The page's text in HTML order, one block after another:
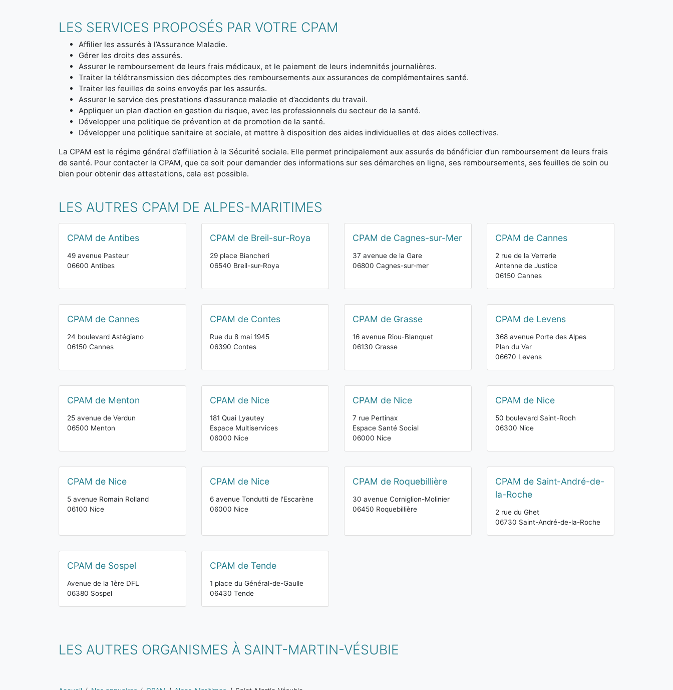
LES SERVICES PROPOSÉS PAR VOTRE CPAM
Affilier les assurés à l’Assurance Maladie.
Gérer les droits des assurés.
Assurer le remboursement de leurs frais médicaux, et le paiement de leurs indemnités journalières.
Traiter la télétransmission des décomptes des remboursements aux assurances de complémentaires santé.
Traiter les feuilles de soins envoyés par les assurés.
Assurer le service des prestations d’assurance maladie et d’accidents du travail.
Appliquer un plan d’action en gestion du risque, avec les professionnels du secteur de la santé.
Développer une politique de prévention et de promotion de la santé.
Développer une politique sanitaire et sociale, et mettre à disposition des aides individuelles et des aides collectives.
La CPAM est le régime général d’affiliation à la Sécurité sociale. Elle permet principalement aux assurés de bénéficier d’un remboursement de leurs frais
de santé. Pour contacter la CPAM, que ce soit pour demander des informations sur ses démarches en ligne, ses remboursements, ses feuilles de soin ou
bien pour obtenir des attestations, cela est possible.
LES AUTRES CPAM DE ALPES-MARITIMES
CPAM de Antibes
49 avenue Pasteur
06600 Antibes
CPAM de Breil-sur-Roya
29 place Biancheri
06540 Breil-sur-Roya
CPAM de Cagnes-sur-Mer
37 avenue de la Gare
06800 Cagnes-sur-mer
CPAM de Cannes
2 rue de la Verrerie
Antenne de Justice
06150 Cannes
CPAM de Cannes
24 boulevard Astégiano
06150 Cannes
CPAM de Contes
Rue du 8 mai 1945
06390 Contes
CPAM de Grasse
16 avenue Riou-Blanquet
06130 Grasse
CPAM de Levens
368 avenue Porte des Alpes
Plan du Var
06670 Levens
CPAM de Menton
25 avenue de Verdun
06500 Menton
CPAM de Nice
181 Quai Lyautey
Espace Multiservices
06000 Nice
CPAM de Nice
7 rue Pertinax
Espace Santé Social
06000 Nice
CPAM de Nice
50 boulevard Saint-Roch
06300 Nice
CPAM de Nice
5 avenue Romain Rolland
06100 Nice
CPAM de Nice
6 avenue Tondutti de l'Escarène
06000 Nice
CPAM de Roquebillière
30 avenue Corniglion-Molinier
06450 Roquebillière
CPAM de Saint-André-de-
la-Roche
2 rue du Ghet
06730 Saint-André-de-la-Roche
CPAM de Sospel
Avenue de la 1ère DFL
06380 Sospel
CPAM de Tende
1 place du Général-de-Gaulle
06430 Tende
LES AUTRES ORGANISMES À SAINT-MARTIN-VÉSUBIE
Vous êtes ici: